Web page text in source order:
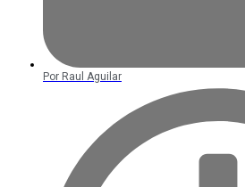
Por Raul Aguilar